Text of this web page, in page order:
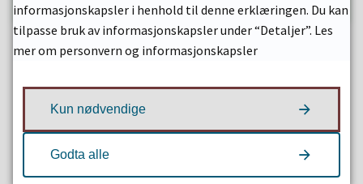
Fant du det du lette etter?
Ja Nei
informasjonskapsler i henhold til denne erklæringen. Du kan
tilpasse bruk av informasjonskapsler under “Detaljer”. Les
mer om personvern og informasjonskapsler
Kun nødvendige
Godta alle